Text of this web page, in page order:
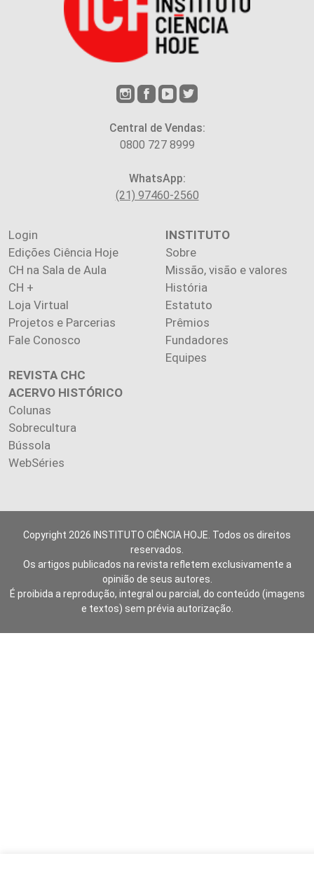
Central de Vendas:
0800 727 8999
WhatsApp:
(21) 97460-2560
Login
Edições Ciência Hoje
CH na Sala de Aula
CH +
Loja Virtual
Projetos e Parcerias
Fale Conosco
INSTITUTO
Sobre
Missão, visão e valores
História
Estatuto
Prêmios
Fundadores
Equipes
REVISTA CHC
ACERVO HISTÓRICO
Colunas
Sobrecultura
Bússola
WebSéries
Copyright 2026 INSTITUTO CIÊNCIA HOJE. Todos os direitos
reservados.
Os artigos publicados na revista refletem exclusivamente a
opinião de seus autores.
É proibida a reprodução, integral ou parcial, do conteúdo (imagens
e textos) sem prévia autorização.